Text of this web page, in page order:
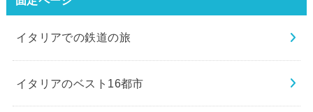
イタリアでの鉄道の旅
イタリアのベスト16都市